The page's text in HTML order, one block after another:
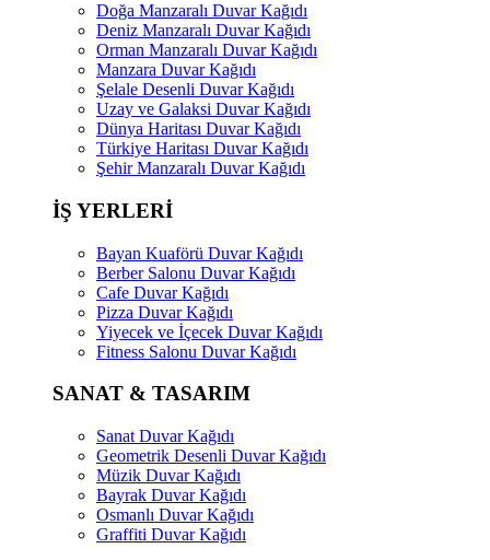
Doğa Manzaralı Duvar Kağıdı
Deniz Manzaralı Duvar Kağıdı
Orman Manzaralı Duvar Kağıdı
Manzara Duvar Kağıdı
Şelale Desenli Duvar Kağıdı
Uzay ve Galaksi Duvar Kağıdı
Dünya Haritası Duvar Kağıdı
Türkiye Haritası Duvar Kağıdı
Şehir Manzaralı Duvar Kağıdı
İŞ YERLERİ
Bayan Kuaförü Duvar Kağıdı
Berber Salonu Duvar Kağıdı
Cafe Duvar Kağıdı
Pizza Duvar Kağıdı
Yiyecek ve İçecek Duvar Kağıdı
Fitness Salonu Duvar Kağıdı
SANAT & TASARIM
Sanat Duvar Kağıdı
Geometrik Desenli Duvar Kağıdı
Müzik Duvar Kağıdı
Bayrak Duvar Kağıdı
Osmanlı Duvar Kağıdı
Graffiti Duvar Kağıdı